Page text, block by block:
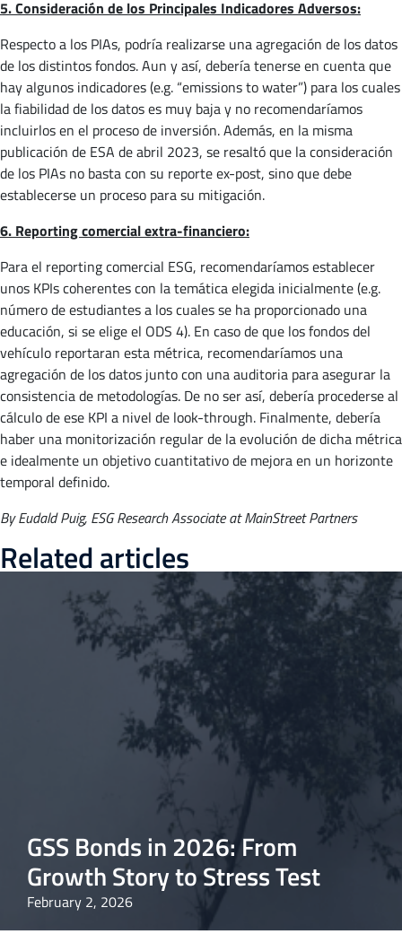
5. Consideración de los Principales Indicadores Adversos:
Respecto a los PIAs, podría realizarse una agregación de los datos
de los distintos fondos. Aun y así, debería tenerse en cuenta que
hay algunos indicadores (e.g. “emissions to water”) para los cuales
la fiabilidad de los datos es muy baja y no recomendaríamos
incluirlos en el proceso de inversión. Además, en la misma
publicación de ESA de abril 2023, se resaltó que la consideración
de los PIAs no basta con su reporte ex-post, sino que debe
establecerse un proceso para su mitigación.
6. Reporting comercial extra-financiero:
Para el reporting comercial ESG, recomendaríamos establecer
unos KPIs coherentes con la temática elegida inicialmente (e.g.
número de estudiantes a los cuales se ha proporcionado una
educación, si se elige el ODS 4). En caso de que los fondos del
vehículo reportaran esta métrica, recomendaríamos una
agregación de los datos junto con una auditoria para asegurar la
consistencia de metodologías. De no ser así, debería procederse al
cálculo de ese KPI a nivel de look-through. Finalmente, debería
haber una monitorización regular de la evolución de dicha métrica
e idealmente un objetivo cuantitativo de mejora en un horizonte
temporal definido.
By Eudald Puig, ESG Research Associate at MainStreet Partners
Related articles
GSS Bonds in 2026: From
Growth Story to Stress Test
February 2, 2026